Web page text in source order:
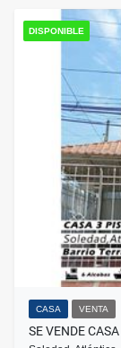
DISPONIBLE
CASA VENTA
SE VENDE